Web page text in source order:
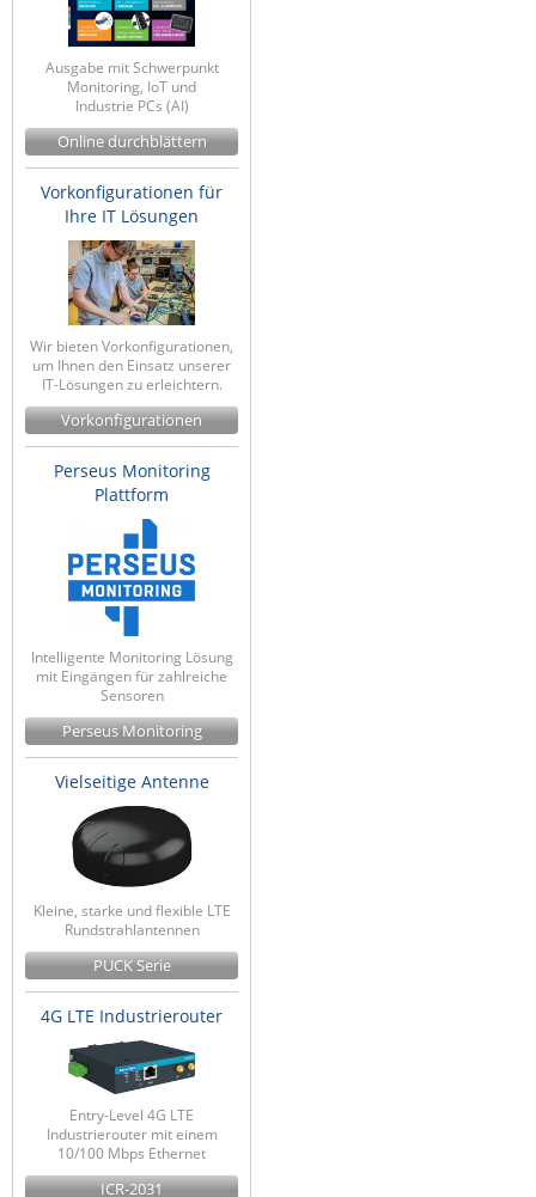
Ausgabe mit Schwerpunkt
Monitoring, IoT und
Industrie PCs (AI)
Online durchblättern
Vorkonfigurationen für
Ihre IT Lösungen
Wir bieten Vorkonfigurationen,
um Ihnen den Einsatz unserer
IT-Lösungen zu erleichtern.
Vorkonfigurationen
Perseus Monitoring
Plattform
Intelligente Monitoring Lösung
mit Eingängen für zahlreiche
Sensoren
Perseus Monitoring
Vielseitige Antenne
Kleine, starke und flexible LTE
Rundstrahlantennen
PUCK Serie
4G LTE Industrierouter
Entry-Level 4G LTE
Industrierouter mit einem
10/100 Mbps Ethernet
ICR-2031